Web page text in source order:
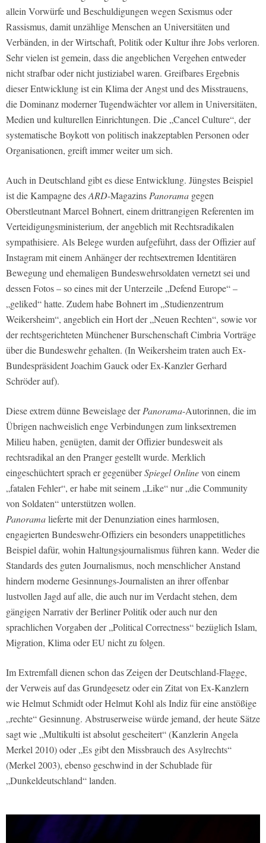
allein Vorwürfe und Beschuldigungen wegen Sexismus oder
Rassismus, damit unzählige Menschen an Universitäten und
Verbänden, in der Wirtschaft, Politik oder Kultur ihre Jobs verloren.
Sehr vielen ist gemein, dass die angeblichen Vergehen entweder
nicht strafbar oder nicht justiziabel waren. Greifbares Ergebnis
dieser Entwicklung ist ein Klima der Angst und des Misstrauens,
die Dominanz moderner Tugendwächter vor allem in Universitäten,
Medien und kulturellen Einrichtungen. Die „Cancel Culture“, der
systematische Boykott von politisch inakzeptablen Personen oder
Organisationen, greift immer weiter um sich.
Auch in Deutschland gibt es diese Entwicklung. Jüngstes Beispiel
ist die Kampagne desARD-Magazins Panorama gegen
Oberstleutnant Marcel Bohnert, einem drittrangigen Referenten im
Verteidigungsministerium, der angeblich mit Rechtsradikalen
sympathisiere. Als Belege wurden aufgeführt, dass der Offizier auf
Instagram mit einem Anhänger der rechtsextremen Identitären
Bewegung und ehemaligen Bundeswehrsoldaten vernetzt sei und
dessen Fotos – so eines mit der Unterzeile „Defend Europe“ –
„geliked“ hatte. Zudem habe Bohnert im „Studienzentrum
Weikersheim“, angeblich ein Hort der „Neuen Rechten“, sowie vor
der rechtsgerichteten Münchener Burschenschaft Cimbria Vorträge
über die Bundeswehr gehalten. (In Weikersheim traten auch Ex-
Bundespräsident Joachim Gauck oder Ex-Kanzler Gerhard
Schröder auf).
Diese extrem dünne Beweislage derPanorama-Autorinnen, die im
Übrigen nachweislich enge Verbindungen zum linksextremen
Milieu haben, genügten, damit der Offizier bundesweit als
rechtsradikal an den Pranger gestellt wurde. Merklich
eingeschüchtert sprach er gegenüberSpiegel Onlinevon einem
„fatalen Fehler“, er habe mit seinem „Like“ nur „die Community
von Soldaten“ unterstützen wollen.
Panoramalieferte mit der Denunziation eines harmlosen,
engagierten Bundeswehr-Offiziers ein besonders unappetitliches
Beispiel dafür, wohin Haltungsjournalismus führen kann. Weder die
Standards des guten Journalismus, noch menschlicher Anstand
hindern moderne Gesinnungs-Journalisten an ihrer offenbar
lustvollen Jagd auf alle, die auch nur im Verdacht stehen, dem
gängigen Narrativ der Berliner Politik oder auch nur den
sprachlichen Vorgaben der „Political Correctness“ bezüglich Islam,
Migration, Klima oder EU nicht zu folgen.
Im Extremfall dienen schon das Zeigen der Deutschland-Flagge,
der Verweis auf das Grundgesetz oder ein Zitat von Ex-Kanzlern
wie Helmut Schmidt oder Helmut Kohl als Indiz für eine anstößige
„rechte“ Gesinnung. Abstruserweise würde jemand, der heute Sätze
sagt wie „Multikulti ist absolut gescheitert“ (Kanzlerin Angela
Merkel 2010) oder „Es gibt den Missbrauch des Asylrechts“
(Merkel 2003), ebenso geschwind in der Schublade für
„Dunkeldeutschland“ landen.